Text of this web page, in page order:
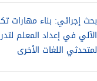
بحث إجرائي: بناء مهارات
الآلي في إعداد المعلم
لمتحدثي اللغات الأخرى